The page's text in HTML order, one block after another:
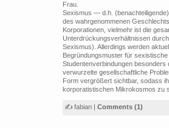
Frau.
Sexismus — d.h.
des wahrgenommenen
Korporationen, vielmehr ist die
Unterdrückungsverhältnissen
Sexismus). Allerdings werden
Begründungsmuster für
Studentenverbindungen besonders
verwurzelte gesellschaftliche
Form vergrößert sichtbar, sodass
korporatistischen Mikrokosmos zu
✍ fabian | Comments (1)